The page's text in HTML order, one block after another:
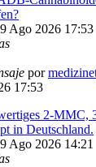
Ago 2026 17:53
por
17:53
2-
in Deutschland.
Ago 2026 14:21